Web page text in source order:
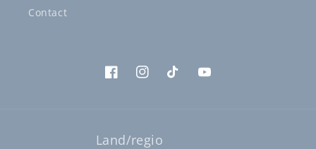
Contact
FacebookInstagramTikTokYouTube
Land/regio